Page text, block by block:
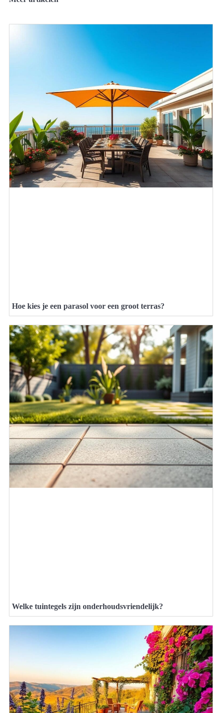
Hoe kies je een parasol voor een groot terras?
Welke tuintegels zijn onderhoudsvriendelijk?